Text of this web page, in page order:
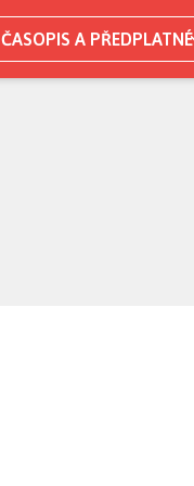
ČASOPIS A PŘEDPLATNÉ